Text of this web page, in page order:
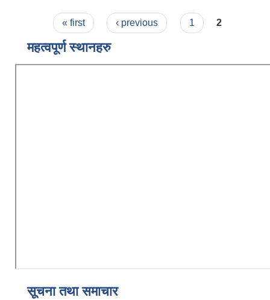
Pages« first ‹ previous 1 2
महत्वपूर्ण स्थानहरु
सूचना तथा समाचार